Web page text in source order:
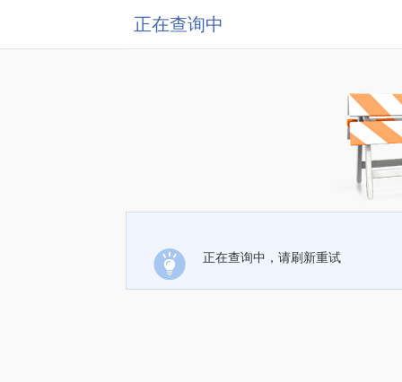
正在查询中
正在查询中，请刷新重试